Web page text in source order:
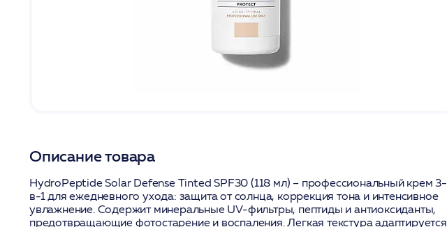
Описание товара
HydroPeptide Solar Defense Tinted SPF30 (118 мл) – профессиональный крем 3-
в-1 для ежедневного ухода: защита от солнца, коррекция тона и интенсивное
увлажнение. Содержит минеральные UV-фильтры, пептиды и антиоксиданты,
предотвращающие фотостарение и воспаления. Легкая текстура адаптируется